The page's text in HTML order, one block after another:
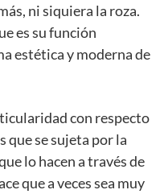
ni siquiera la roza.
es su función
estética y moderna de
con respecto
que se sujeta por la
lo hacen a través de
que a veces sea muy